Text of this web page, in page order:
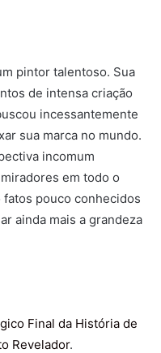
pintor talentoso. Sua
de intensa criação
incessantemente
sua marca no mundo.
incomum
em todo o
pouco conhecidos
ainda mais a grandeza
Final da História de
Revelador.